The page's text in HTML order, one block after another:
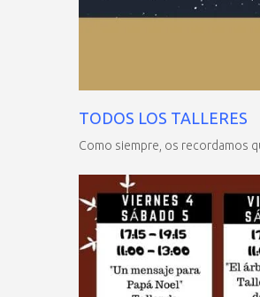
TODOS LOS TALLERES
Como siempre, os recordamos